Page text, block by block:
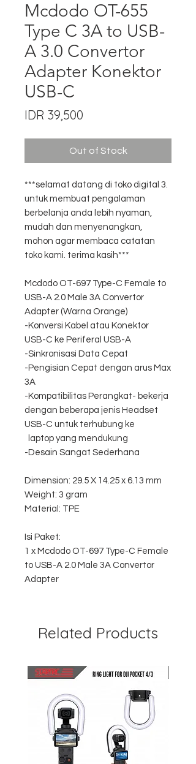
Mcdodo OT-655
Type C 3A to USB-
A 3.0 Convertor
Adapter Konektor
USB-C
IDR 39,500
Out of Stock
***selamat datang di toko digital 3.
untuk membuat pengalaman
berbelanja anda lebih nyaman,
mudah dan menyenangkan,
mohon agar membaca catatan
toko kami. terima kasih***
Mcdodo OT-697 Type-C Female to
USB-A 2.0 Male 3A Convertor
Adapter (Warna Orange)
-Konversi Kabel atau Konektor
USB-C ke Periferal USB-A
-Sinkronisasi Data Cepat
-Pengisian Cepat dengan arus Max
3A
-Kompatibilitas Perangkat- bekerja
dengan beberapa jenis Headset
USB-C untuk terhubung ke
laptop yang mendukung
-Desain Sangat Sederhana
Dimension: 29.5 X 14.25 x 6.13 mm
Weight: 3 gram
Material: TPE
Isi Paket:
1 x Mcdodo OT-697 Type-C Female
to USB-A 2.0 Male 3A Convertor
Adapter
Related Products